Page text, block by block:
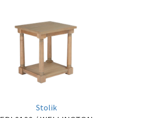
Stolik